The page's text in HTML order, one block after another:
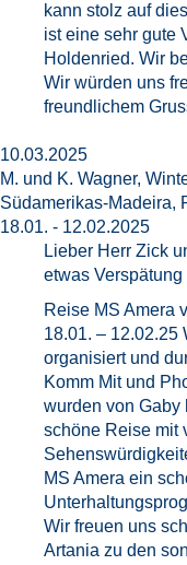
kann stolz auf
ist eine sehr gute
Holdenried. Wir
Wir würden uns
freundlichem
10.03.2025
M. und K. Wagner,
Südamerikas-Madeira,
18.01. - 12.02.2025
Lieber Herr Zick
etwas
Reise MS Amera
18.01. – 12.02.25
organisiert und
Komm Mit und
wurden von Gaby
schöne Reise mit
MS Amera ein
Wir freuen uns
Artania zu den